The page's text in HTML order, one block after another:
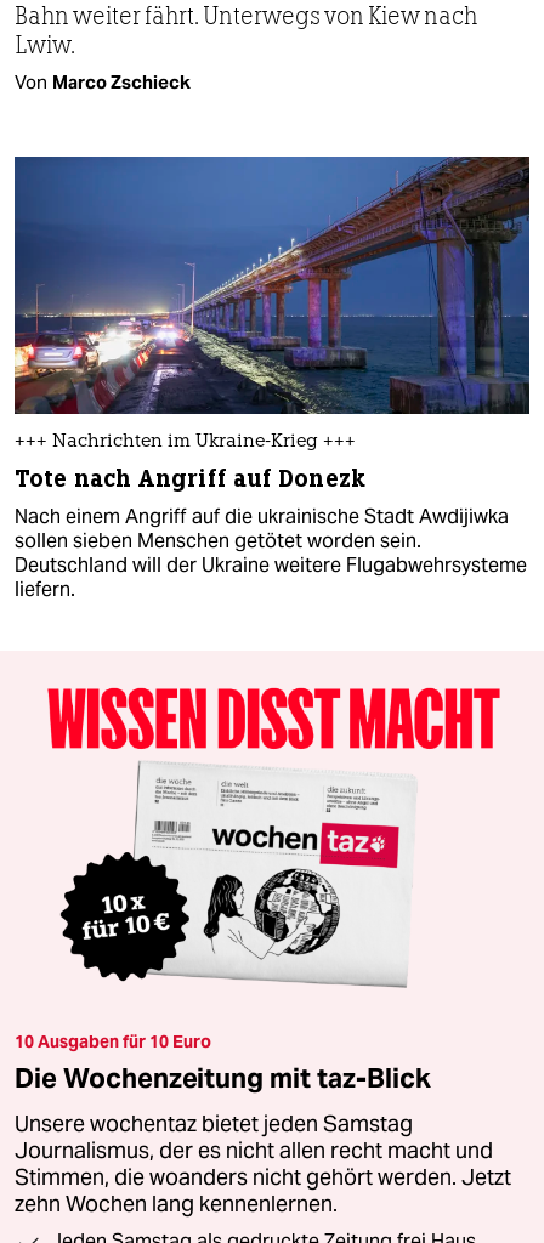
Bahn weiter fährt. Unterwegs von Kiew nach
Lwiw.
Von Marco Zschieck
+++ Nachrichten im Ukraine-Krieg +++
Tote nach Angriff auf Donezk
Nach einem Angriff auf die ukrainische Stadt Awdijiwka
sollen sieben Menschen getötet worden sein.
Deutschland will der Ukraine weitere Flugabwehrsysteme
liefern.
10 Ausgaben für 10 Euro
Die Wochenzeitung mit taz-Blick
Unsere wochentaz bietet jeden Samstag
Journalismus, der es nicht allen recht macht und
Stimmen, die woanders nicht gehört werden. Jetzt
zehn Wochen lang kennenlernen.